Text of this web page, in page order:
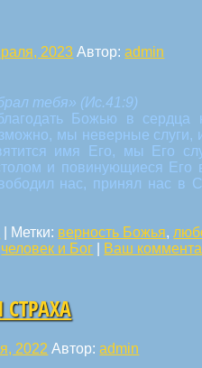
2023 Автор:admin
тебя» (Ис.41:9)
Божью в сердца
мы неверные слуги,
имя Его, мы Его
и повинующиеся Его
нас, принял нас в
Метки: верность Божья,
человек и Бог Ваш
2022 Автор:admin